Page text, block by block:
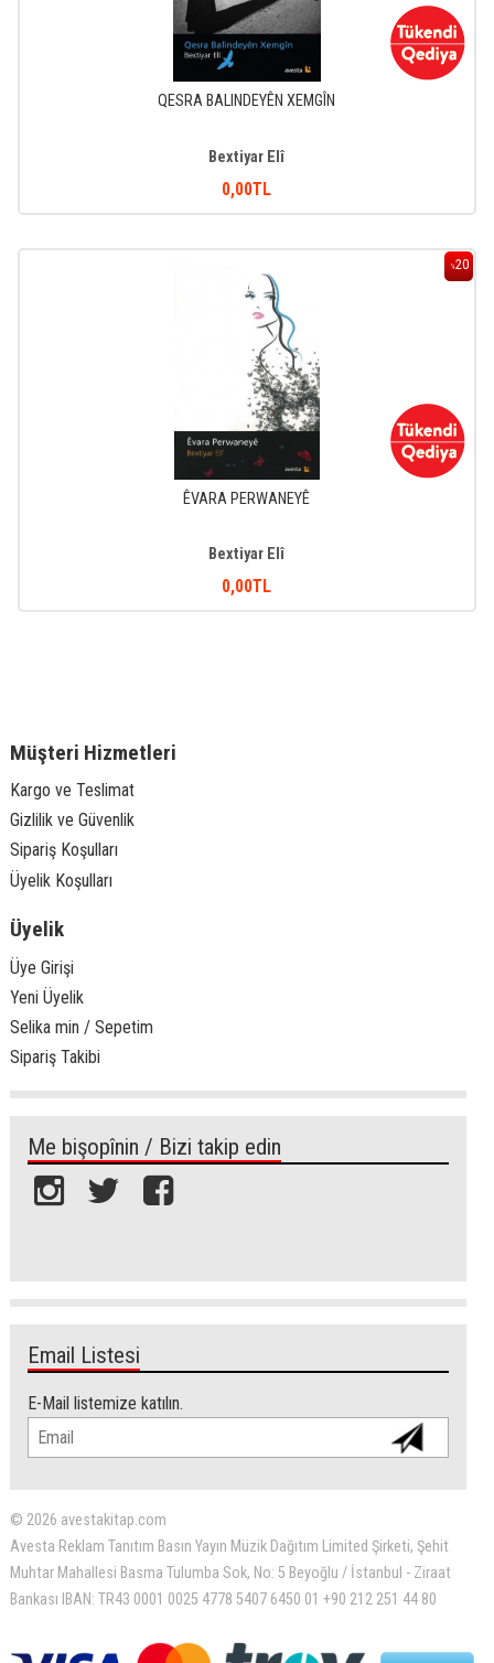
QESRA BALINDEYÊN XEMGÎN
Bextiyar Elî
0,00TL
%20
ÊVARA PERWANEYÊ
Bextiyar Elî
0,00TL
Müşteri Hizmetleri
Kargo ve Teslimat
Gizlilik ve Güvenlik
Sipariş Koşulları
Üyelik Koşulları
Üyelik
Üye Girişi
Yeni Üyelik
Selika min / Sepetim
Sipariş Takibi
Me bişopînin / Bizi takip edin
Email Listesi
E-Mail listemize katılın.
© 2026 avestakitap.com
Avesta Reklam Tanıtım Basın Yayın Müzik Dağıtım Limited Şirketi, Şehit
Muhtar Mahallesi Basma Tulumba Sok, No: 5 Beyoğlu / İstanbul - Ziraat
Bankası IBAN: TR43 0001 0025 4778 5407 6450 01 +90 212 251 44 80